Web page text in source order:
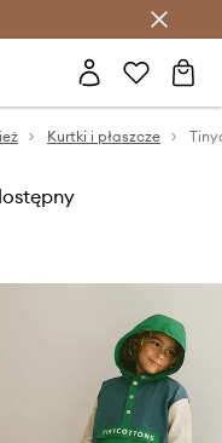
>
Kurtki i płaszcze